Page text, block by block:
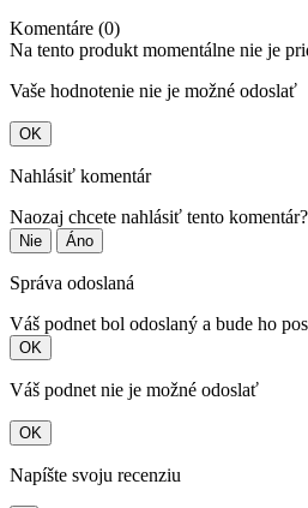
Komentáre (0)
Na tento produkt momentálne nie je
Vaše hodnotenie nie je možné odoslať
OK
Nahlásiť komentár
Naozaj chcete nahlásiť tento komentár?
Nie Áno
Správa odoslaná
Váš podnet bol odoslaný a bude ho
OK
Váš podnet nie je možné odoslať
OK
Napíšte svoju recenziu